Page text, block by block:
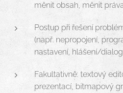
měnit obsah, měnit
Postup při řešení
(např. nepropojení,
nastavení, hlášení/
Fakultativně: textový
prezentací, bitmapový